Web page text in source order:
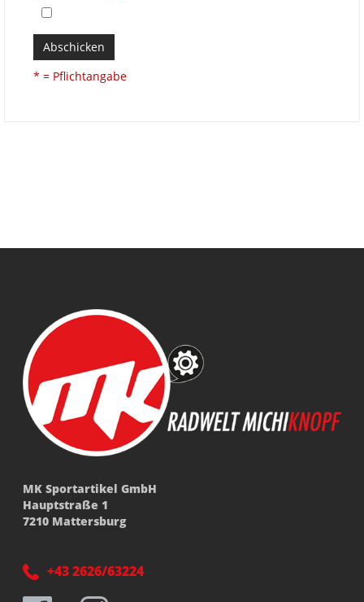
Abschicken
* = Pflichtangabe
MK Sportartikel GmbH
Hauptstraße 1
7210 Mattersburg
+43 2626/63224